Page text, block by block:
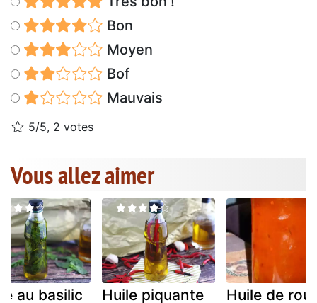
Bon
Moyen
Bof
Mauvais
5/5, 2 votes
Vous allez aimer
au basilic Huile piquante Huile de